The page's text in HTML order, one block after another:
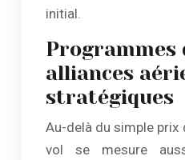
initial.
Programmes
alliances
stratégiques
Au-delà du simple prix
vol se mesure